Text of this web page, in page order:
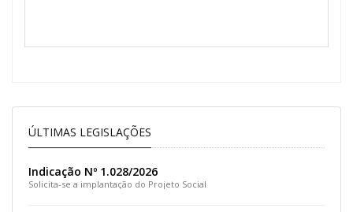
ÚLTIMAS LEGISLAÇÕES
Indicação Nº 1.028/2026
Solicita-se a implantação do Projeto Social